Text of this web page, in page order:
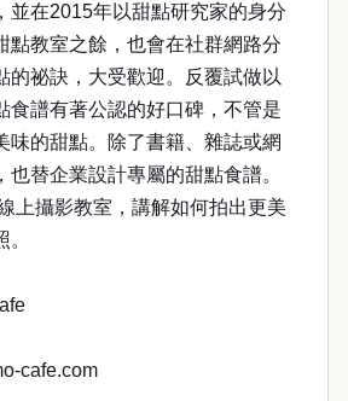
並在2015年以甜點研究家的身分
點教室之餘，也會在社群網路分
的祕訣，大受歡迎。反覆試做以
食譜有著公認的好口碑，不管是
味的甜點。除了書籍、雜誌或網
也替企業設計專屬的甜點食譜。
上攝影教室，講解如何拍出更美
cafe.com